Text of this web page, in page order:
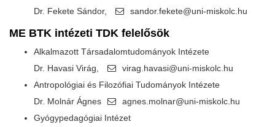
Dr. Fekete Sándor,
sandor.fekete@uni-miskolc.hu
ME BTK intézeti TDK felelősök
Alkalmazott Társadalomtudományok Intézete
Dr. Havasi Virág,
virag.havasi@uni-miskolc.hu
Antropológiai és Filozófiai Tudományok Intézete
Dr. Molnár Ágnes
agnes.molnar@uni-miskolc.hu
Gyógypedagógiai Intézet